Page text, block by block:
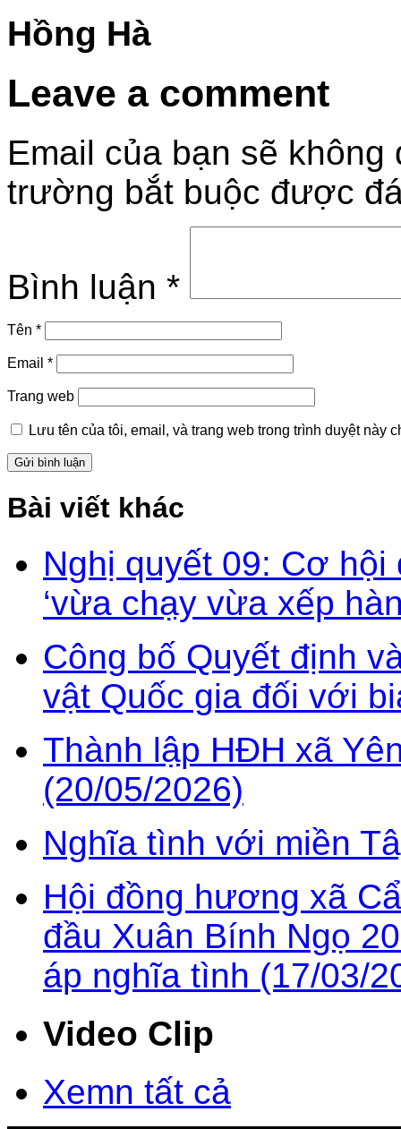
Hồng Hà
Leave a comment
Email của bạn sẽ
trường bắt buộc được
Bình luận *
Tên *
Email *
Trang web
Lưu tên của tôi, email, và trang web trong trình duyệt này
Bài viết khác
Nghị quyết 09: Cơ hội
‘vừa chạy vừa xếp
Công bố Quyết định
vật Quốc gia đối với
Thành lập HĐH xã
(20/05/2026)
Nghĩa tình với miền
Hội đồng hương xã
đầu Xuân Bính Ngọ
áp nghĩa tình (17/03/
Video Clip
Xemn tất cả